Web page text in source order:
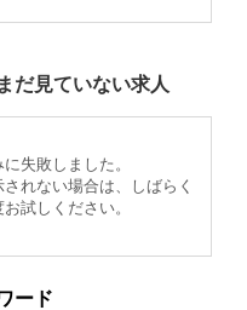
だ見ていない求人
失敗しました。
れない場合は、しばらく
試しください。
ード